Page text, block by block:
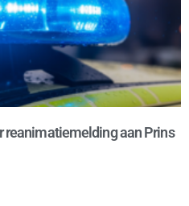
reanimatiemelding aan Prins